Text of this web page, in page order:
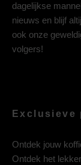
dagelijkse
nieuws en blijf
ook onze
volgers!
Exclusieve
Ontdek jouw
Ontdek het